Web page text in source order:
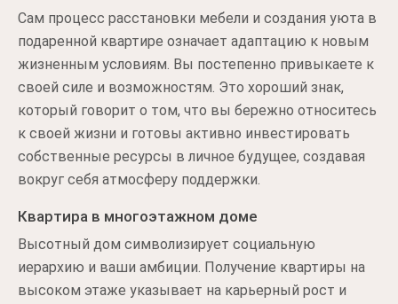
Сам процесс расстановки мебели и создания уюта в
подаренной квартире означает адаптацию к новым
жизненным условиям. Вы постепенно привыкаете к
своей силе и возможностям. Это хороший знак,
который говорит о том, что вы бережно относитесь
к своей жизни и готовы активно инвестировать
собственные ресурсы в личное будущее, создавая
вокруг себя атмосферу поддержки.
Квартира в многоэтажном доме
Высотный дом символизирует социальную
иерархию и ваши амбиции. Получение квартиры на
высоком этаже указывает на карьерный рост и